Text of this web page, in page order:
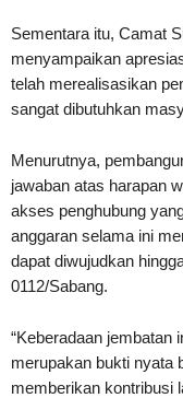
Sementara itu, Camat
menyampaikan
telah merealisasikan
sangat dibutuhkan
Menurutnya,
jawaban atas harapan
akses penghubung
anggaran selama ini
dapat diwujudkan
0112/Sabang.
“Keberadaan jembatan
merupakan bukti nyata
memberikan kontribusi